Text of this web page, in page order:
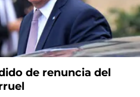
de renuncia del